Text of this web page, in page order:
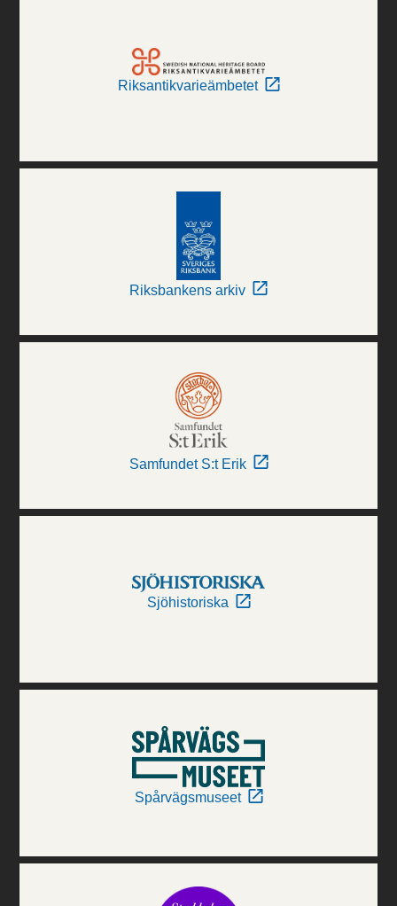
Riksantikvarieämbetet
Riksbankens arkiv
Samfundet S:t Erik
Sjöhistoriska
Spårvägsmuseet